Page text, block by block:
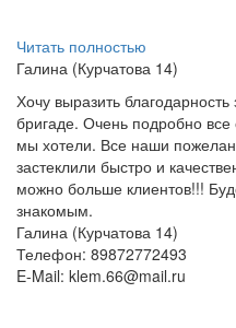
Читать полностью
Галина (Курчатова 14)
Хочу выразить
бригаде. Очень подробно все
мы хотели. Все наши
застеклили быстро и
можно больше клиентов!!!
знакомым.
Галина (Курчатова 14)
Телефон: 89872772493
E-Mail: klem.66@mail.ru